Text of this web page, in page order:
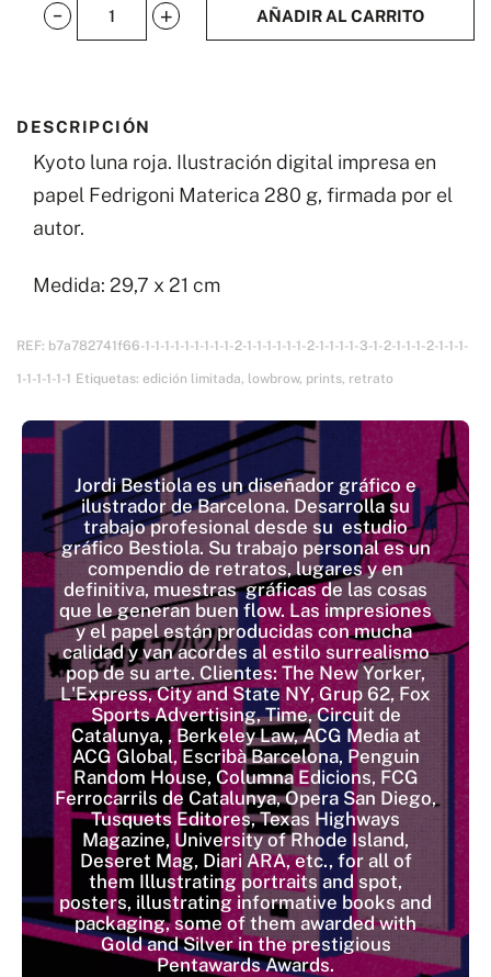
Kyoto
cantidad
AÑADIR AL CARRITO
DESCRIPCIÓN
Kyoto luna roja. Ilustración digital impresa en
papel Fedrigoni Materica 280 g, firmada por el
autor.
Medida: 29,7 x 21 cm
REF: b7a782741f66-1-1-1-1-1-1-1-1-1-2-1-1-1-1-1-1-2-1-1-1-1-3-1-2-1-1-1-2-1-1-1-
1-1-1-1-1-1 Etiquetas: edición limitada, lowbrow, prints, retrato
Jordi Bestiola es un diseñador gráfico e
ilustrador de Barcelona. Desarrolla su
trabajo profesional desde su estudio
gráfico Bestiola. Su trabajo personal es un
compendio de retratos, lugares y en
definitiva, muestras gráficas de las cosas
que le generan buen flow. Las impresiones
y el papel están producidas con mucha
calidad y van acordes al estilo surrealismo
pop de su arte. Clientes: The New Yorker,
L'Express, City and State NY, Grup 62, Fox
Sports Advertising, Time, Circuit de
Catalunya, , Berkeley Law, ACG Media at
ACG Global, Escribà Barcelona, Penguin
Random House, Columna Edicions, FCG
Ferrocarrils de Catalunya, Opera San Diego,
Tusquets Editores, Texas Highways
Magazine, University of Rhode Island,
Deseret Mag, Diari ARA, etc., for all of
them Illustrating portraits and spot,
posters, illustrating informative books and
packaging, some of them awarded with
Gold and Silver in the prestigious
Pentawards Awards.​​​​​​​